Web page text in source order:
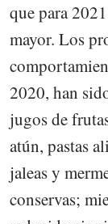
que para
mayor. Los
2020, han
jugos de
atún, pastas
jaleas y
conservas;